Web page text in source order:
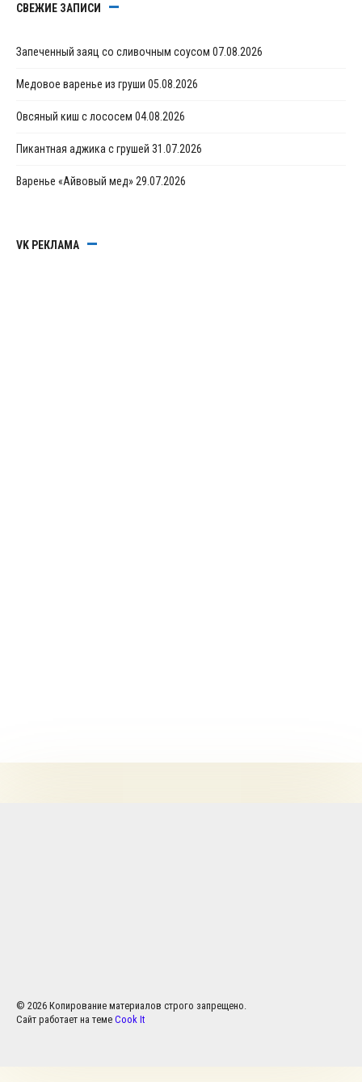
СВЕЖИЕ ЗАПИСИ
Запеченный заяц со сливочным соусом 07.08.2026
Медовое варенье из груши 05.08.2026
Овсяный киш с лососем 04.08.2026
Пикантная аджика с грушей 31.07.2026
Варенье «Айвовый мед» 29.07.2026
VK РЕКЛАМА
© 2026 Копирование материалов строго запрещено.
Сайт работает на теме Cook It